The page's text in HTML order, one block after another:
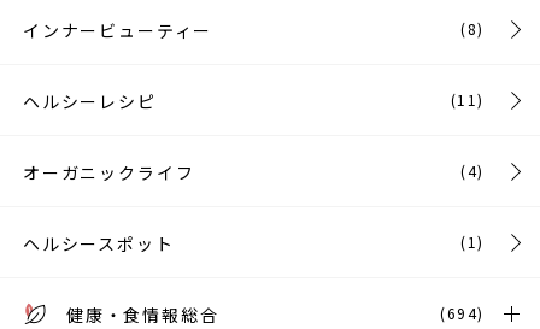
インナービューティー (8)
ヘルシーレシピ (11)
オーガニックライフ (4)
ヘルシースポット (1)
健康・食情報総合 (694)